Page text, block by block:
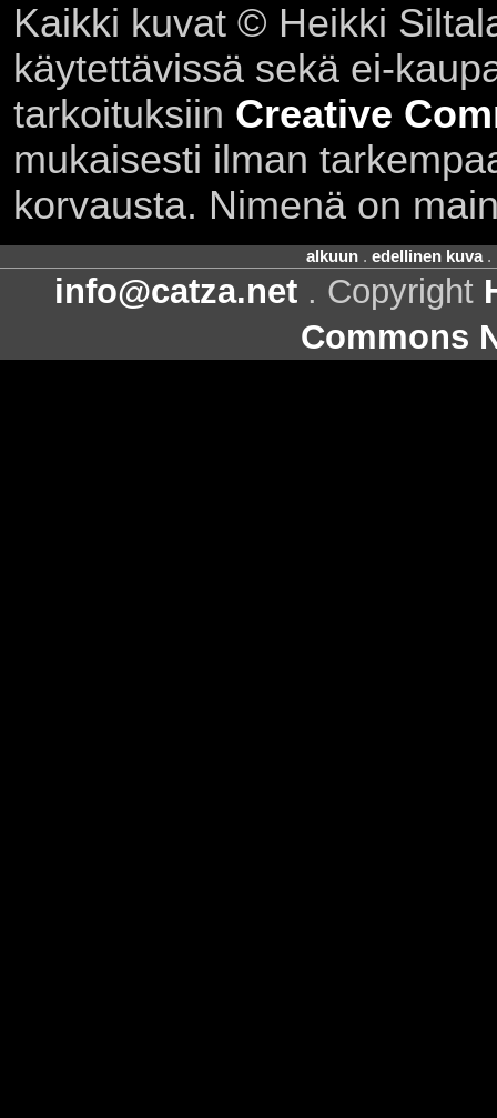
Kaikki kuvat © Heikki
käytettävissä sekä ei-
tarkoituksiin Creative
mukaisesti ilman
korvausta. Nimenä on
alkuun. edellinen kuva.
info@catza.net . Copyright
Commons